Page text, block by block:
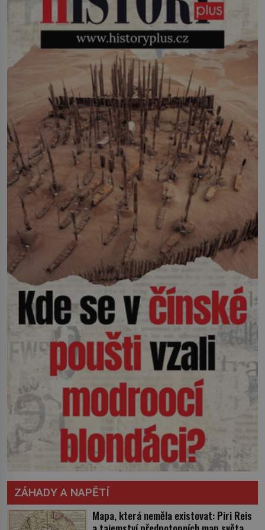
jako hec. Rádio Luxembourg přichází s
neobvyklou výzvou. Tomu, kdo dokáže
dopravit ze severního polárního kruhu
na […]
ZÁHADY A NAPĚTÍ
Mapa, která neměla existovat: Piri Reis